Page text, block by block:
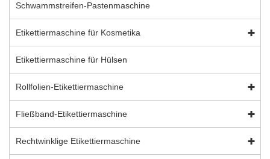
Schwammstreifen-Pastenmaschine
Etikettiermaschine für Kosmetika
Etikettiermaschine für Hülsen
Rollfolien-Etikettiermaschine
Fließband-Etikettiermaschine
Rechtwinklige Etikettiermaschine